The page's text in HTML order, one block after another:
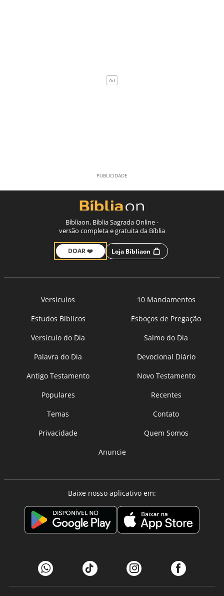
Bíbliaon, Bíblia Sagrada Online -
versão completa e gratuita da Bíblia
DOAR ❤️ Loja Bíbliaon
Versículos
10 Mandamentos
Estudos Bíblicos
Esboços de Pregação
Versículo do Dia
Salmo do Dia
Palavra do Dia
Devocional Diário
Antigo Testamento
Novo Testamento
Populares
Recentes
Temas
Contato
Privacidade
Quem Somos
Anuncie
Baixe nosso aplicativo em: